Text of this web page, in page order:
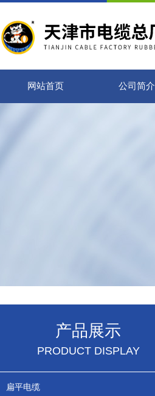
网站首页 公司简介
产品展示
PRODUCT DISPLAY
扁平电缆